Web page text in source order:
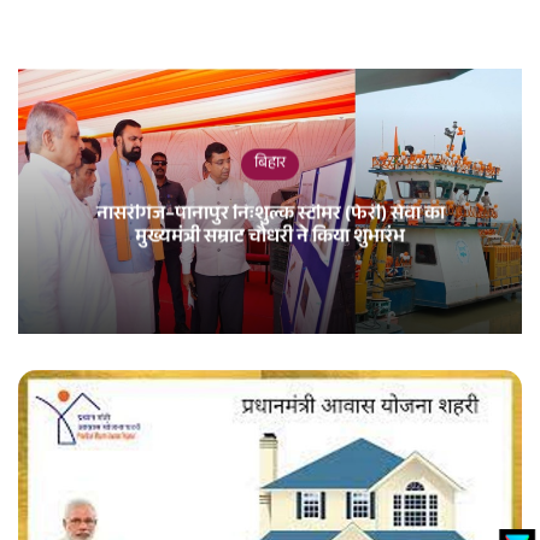
बिहार
नासरीगंज–पानापुर निःशुल्क स्टीमर (फेरी) सेवा का
मुख्यमंत्री सम्राट चौधरी ने किया शुभारंभ